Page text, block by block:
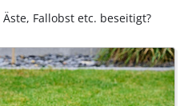
Fallobst etc. beseitigt?